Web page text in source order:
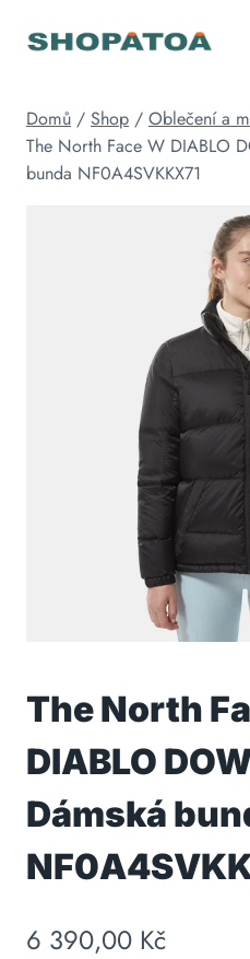
Domů / Shop / Oblečení a
The North Face W DIABLO
bunda NF0A4SVKKX71
The North
DIABLO
Dámská
6 390,00 Kč